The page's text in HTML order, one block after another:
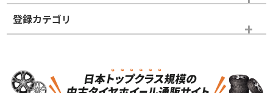
ホイールランク
登録カテゴリ
スタッドレスタイヤのみ